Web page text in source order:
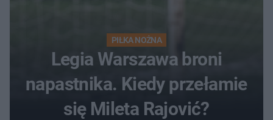
PIŁKA NOŻNA
Legia Warszawa broni
napastnika. Kiedy przełamie
się Mileta Rajović?